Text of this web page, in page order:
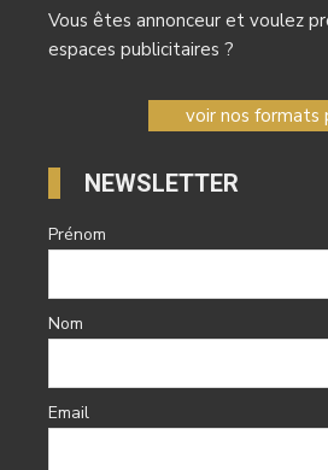
Vous êtes annonceur et voulez
espaces publicitaires ?
voir nos formats
NEWSLETTER
Prénom
Nom
Email